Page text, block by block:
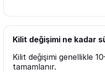
Kilit değişimi ne kadar
Kilit değişimi genellikle
tamamlanır.